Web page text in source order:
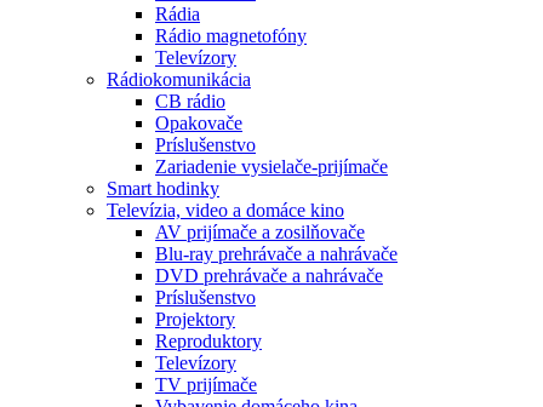
Rádia
Rádio magnetofóny
Televízory
Rádiokomunikácia
CB rádio
Opakovače
Príslušenstvo
Zariadenie vysielače-prijímače
Smart hodinky
Televízia, video a domáce kino
AV prijímače a zosilňovače
Blu-ray prehrávače a nahrávače
DVD prehrávače a nahrávače
Príslušenstvo
Projektory
Reproduktory
Televízory
TV prijímače